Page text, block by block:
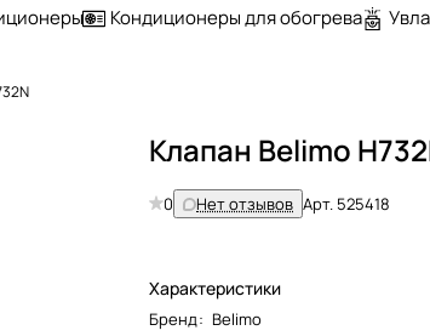
Кондиционеры для обогрева
Клапан Belimo
0 Нет отзывов Арт. 525418
Характеристики
Бренд: Belimo